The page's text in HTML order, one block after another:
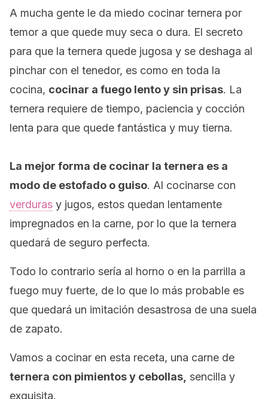
A mucha gente le da miedo cocinar ternera por
temor a que quede muy seca o dura. El secreto
para que la ternera quede jugosa y se deshaga al
pinchar con el tenedor, es como en toda la
cocina, cocinar a fuego lento y sin prisas. La
ternera requiere de tiempo, paciencia y cocción
lenta para que quede fantástica y muy tierna.
La mejor forma de cocinar la ternera es a
modo de estofado o guiso. Al cocinarse con
verduras y jugos, estos quedan lentamente
impregnados en la carne, por lo que la ternera
quedará de seguro perfecta.
Todo lo contrario sería al horno o en la parrilla a
fuego muy fuerte, de lo que lo más probable es
que quedará un imitación desastrosa de una suela
de zapato.
Vamos a cocinar en esta receta, una carne de
ternera con pimientos y cebollas, sencilla y
exquisita.